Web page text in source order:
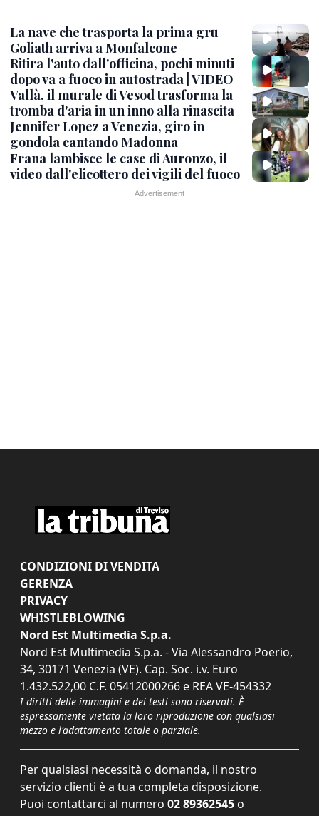
La nave che trasporta la prima gru
Goliath arriva a Monfalcone
Ritira l'auto dall'officina, pochi minuti
dopo va a fuoco in autostrada | VIDEO
Vallà, il murale di Vesod trasforma la
tromba d'aria in un inno alla rinascita
Jennifer Lopez a Venezia, giro in
gondola cantando Madonna
Frana lambisce le case di Auronzo, il
video dall'elicottero dei vigili del fuoco
CONDIZIONI DI VENDITA
GERENZA
PRIVACY
WHISTLEBLOWING
Nord Est Multimedia S.p.a.
Nord Est Multimedia S.p.a. - Via Alessandro Poerio,
34, 30171 Venezia (VE). Cap. Soc. i.v. Euro
1.432.522,00 C.F. 05412000266 e REA VE-454332
I diritti delle immagini e dei testi sono riservati. È
espressamente vietata la loro riproduzione con qualsiasi
mezzo e l'adattamento totale o parziale.
Per qualsiasi necessità o domanda, il nostro
servizio clienti è a tua completa disposizione.
Puoi contattarci al numero 02 89362545 o